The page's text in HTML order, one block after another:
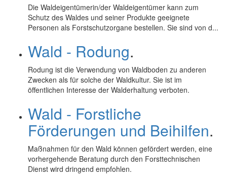
Die Waldeigentümerin/der Waldeigentümer kann zum
Schutz des Waldes und seiner Produkte geeignete
Personen als Forstschutzorgane bestellen. Sie sind von d...
Wald - Rodung.
Rodung ist die Verwendung von Waldboden zu anderen
Zwecken als für solche der Waldkultur. Sie ist im
öffentlichen Interesse der Walderhaltung verboten.
Wald - Forstliche
Förderungen und Beihilfen.
Maßnahmen für den Wald können gefördert werden, eine
vorhergehende Beratung durch den Forsttechnischen
Dienst wird dringend empfohlen.